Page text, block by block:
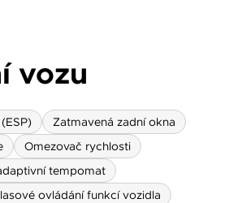
vozu
Zatmavená zadní okna
Omezovač rychlosti
tempomat
ovládání funkcí vozidla